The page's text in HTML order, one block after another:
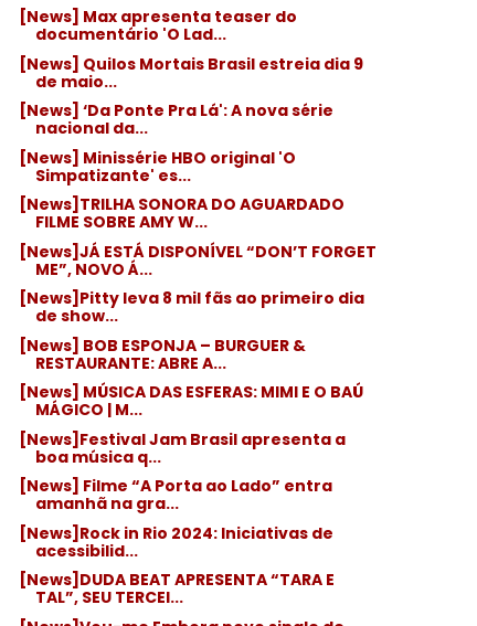
[News] Max apresenta teaser do
documentário 'O Lad...
[News] Quilos Mortais Brasil estreia dia 9
de maio...
[News] ‘Da Ponte Pra Lá': A nova série
nacional da...
[News] Minissérie HBO original 'O
Simpatizante' es...
[News]TRILHA SONORA DO AGUARDADO
FILME SOBRE AMY W...
[News]JÁ ESTÁ DISPONÍVEL “DON’T FORGET
ME”, NOVO Á...
[News]Pitty leva 8 mil fãs ao primeiro dia
de show...
[News] BOB ESPONJA – BURGUER &
RESTAURANTE: ABRE A...
[News] MÚSICA DAS ESFERAS: MIMI E O BAÚ
MÁGICO | M...
[News]Festival Jam Brasil apresenta a
boa música q...
[News] Filme “A Porta ao Lado” entra
amanhã na gra...
[News]Rock in Rio 2024: Iniciativas de
acessibilid...
[News]DUDA BEAT APRESENTA “TARA E
TAL”, SEU TERCEI...